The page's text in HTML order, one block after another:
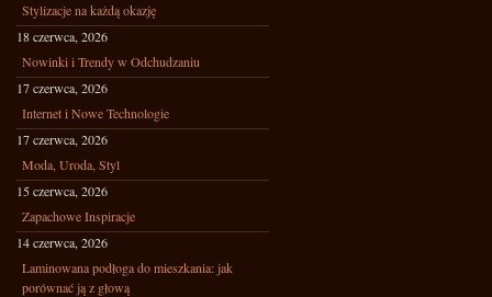
Stylizacje na każdą okazję
18 czerwca, 2026
Nowinki i Trendy w Odchudzaniu
17 czerwca, 2026
Internet i Nowe Technologie
17 czerwca, 2026
Moda, Uroda, Styl
15 czerwca, 2026
Zapachowe Inspiracje
14 czerwca, 2026
Laminowana podłoga do mieszkania: jak
porównać ją z głową